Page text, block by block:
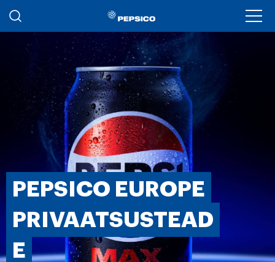
Liigu edasi põhisisu juurde
PEPSICO EUROPE
PRIVAATSUSTEAD
E